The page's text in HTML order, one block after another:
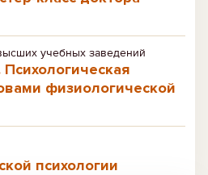
учебных заведений
физиологической
психологии